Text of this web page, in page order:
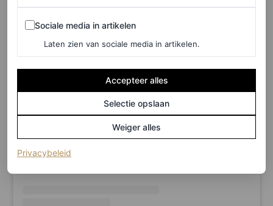
Dit bericht op Instagram bekijken
Sociale media in artikelen
Sociale media in artikelen
Laten zien van sociale media in artikelen.
Accepteer alles
Selectie opslaan
Weiger alles
Privacybeleid